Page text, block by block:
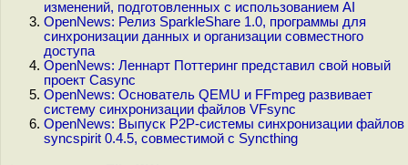
изменений, подготовленных с использованием AI
OpenNews: Релиз SparkleShare 1.0, программы для
синхронизации данных и организации совместного
доступа
OpenNews: Леннарт Поттеринг представил свой новый
проект Casync
OpenNews: Основатель QEMU и FFmpeg развивает
систему синхронизации файлов VFsync
OpenNews: Выпуск P2P-системы синхронизации файлов
syncspirit 0.4.5, совместимой с Syncthing